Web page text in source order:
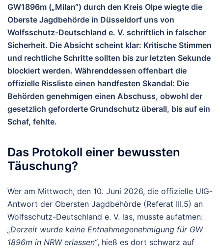
GW1896m („Milan“) durch den Kreis Olpe wiegte die
Oberste Jagdbehörde in Düsseldorf uns von
Wolfsschutz-Deutschland e. V. schriftlich in falscher
Sicherheit. Die Absicht scheint klar: Kritische Stimmen
und rechtliche Schritte sollten bis zur letzten Sekunde
blockiert werden. Währenddessen offenbart die
offizielle Rissliste einen handfesten Skandal: Die
Behörden genehmigen einen Abschuss, obwohl der
gesetzlich geforderte Grundschutz überall, bis auf ein
Schaf, fehlte.
Das Protokoll einer bewussten
Täuschung?
Wer am Mittwoch, den 10. Juni 2026, die offizielle UIG-
Antwort der Obersten Jagdbehörde (Referat III.5) an
Wolfsschutz-Deutschland e. V. las, musste aufatmen:
„Derzeit wurde keine Entnahmegenehmigung für GW
1896m in NRW erlassen“, hieß es dort schwarz auf